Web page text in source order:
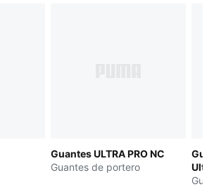
Guantes ULTRA PRO NC
Guantes de portero